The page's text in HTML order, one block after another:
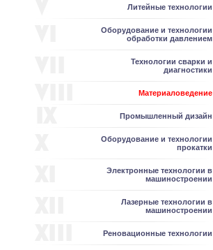
Литейные технологии
Оборудование и технологии
обработки давлением
Технологии сварки и
диагностики
Материаловедение
Промышленный дизайн
Оборудование и технологии
прокатки
Электронные технологии в
машиностроении
Лазерные технологии в
машиностроении
Реновационные технологии